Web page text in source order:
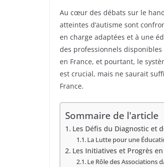
Au cœur des débats sur le
atteintes d’autisme sont
en charge adaptées et à une
des professionnels
en France, et pourtant, le
est crucial, mais ne saurait
France.
Sommaire de l'article
Les Défis du Diagnostic et
La Lutte pour une
Les Initiatives et Progrès
Le Rôle des Associations